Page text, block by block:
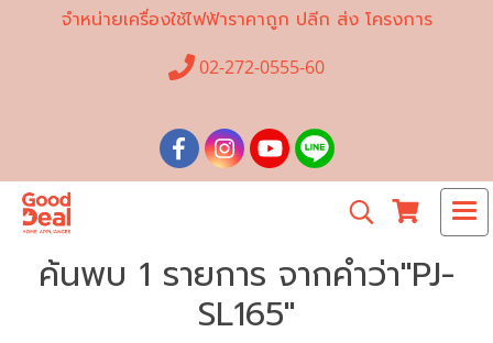
จำหน่ายเครื่องใช้ไฟฟ้าราคาถูก ปลีก ส่ง โครงการ
02-272-0555-60
ค้นพบ 1 รายการ จากคำว่า"PJ-
SL165"